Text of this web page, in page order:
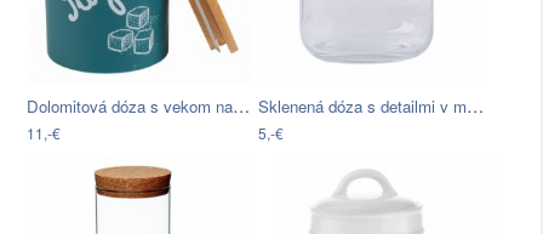
Dolomitová dóza s vekom na cukor z…
11,-€
Sklenená dóza s detailmi v medenej…
5,-€